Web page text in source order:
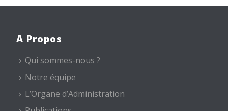
A Propos
Qui sommes-nous ?
Notre équipe
L’Organe d’Administration